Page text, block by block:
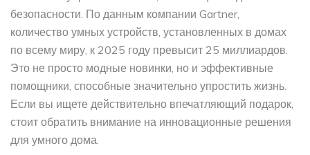
безопасности. По данным компании Gartner,
количество умных устройств, установленных в домах
по всему миру, к 2025 году превысит 25 миллиардов.
Это не просто модные новинки, но и эффективные
помощники, способные значительно упростить жизнь.
Если вы ищете действительно впечатляющий подарок,
стоит обратить внимание на инновационные решения
для умного дома.